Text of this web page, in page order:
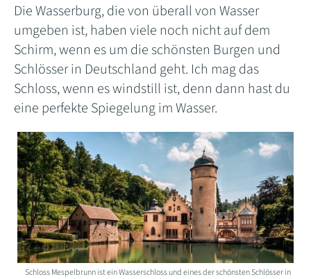
Die Wasserburg, die von überall von Wasser
umgeben ist, haben viele noch nicht auf dem
Schirm, wenn es um die schönsten Burgen und
Schlösser in Deutschland geht. Ich mag das
Schloss, wenn es windstill ist, denn dann hast du
eine perfekte Spiegelung im Wasser.
Schloss Mespelbrunn ist ein Wasserschloss und eines der schönsten Schlösser in